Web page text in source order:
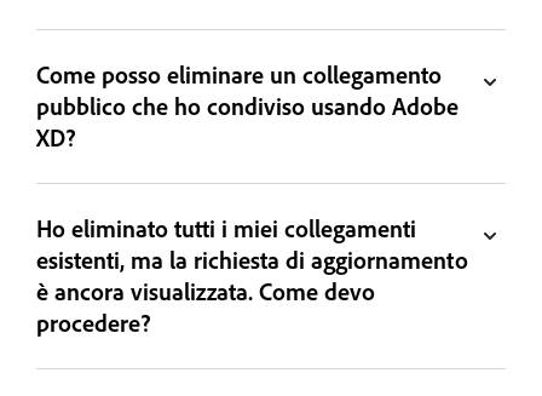
Come posso eliminare un collegamento
pubblico che ho condiviso usando Adobe
XD?
Ho eliminato tutti i miei collegamenti
esistenti, ma la richiesta di aggiornamento
è ancora visualizzata. Come devo
procedere?